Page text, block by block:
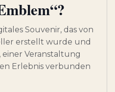
Souvenir, das von
erstellt wurde und
Veranstaltung
Erlebnis verbunden